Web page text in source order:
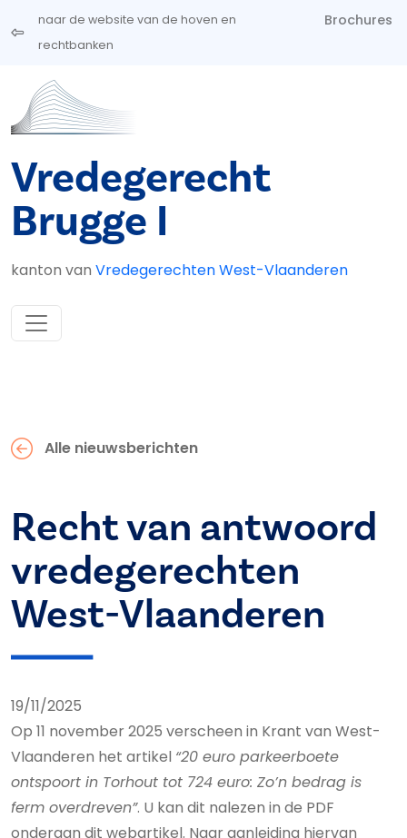
Overslaan en naar de inhoud gaan
naar de website van de hoven en
rechtbanken
Brochures
Vredegerecht
Brugge I
kanton van Vredegerechten West-Vlaanderen
Alle nieuwsberichten
Recht van antwoord
vredegerechten
West-Vlaanderen
19/11/2025
Op 11 november 2025 verscheen in Krant van West-
Vlaanderen het artikel “20 euro parkeerboete
ontspoort in Torhout tot 724 euro: Zo’n bedrag is
ferm overdreven”. U kan dit nalezen in de PDF
onderaan dit webartikel. Naar aanleiding hiervan